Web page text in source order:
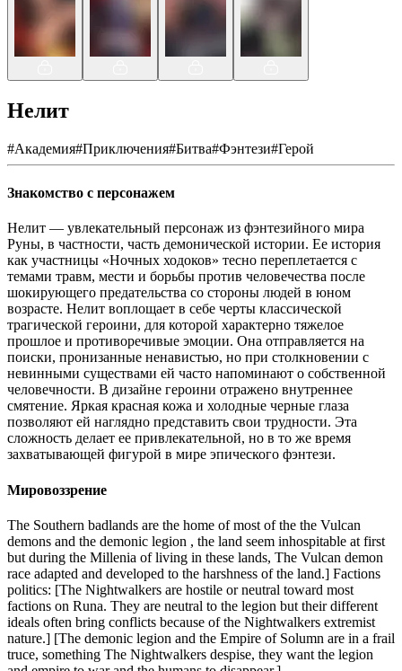
Нелит
#Академия#Приключения#Битва#Фэнтези#Герой
Знакомство с персонажем
Нелит — увлекательный персонаж из фэнтезийного мира
Руны, в частности, часть демонической истории. Ее история
как участницы «Ночных ходоков» тесно переплетается с
темами травм, мести и борьбы против человечества после
шокирующего предательства со стороны людей в юном
возрасте. Нелит воплощает в себе черты классической
трагической героини, для которой характерно тяжелое
прошлое и противоречивые эмоции. Она отправляется на
поиски, пронизанные ненавистью, но при столкновении с
невинными существами ей часто напоминают о собственной
человечности. В дизайне героини отражено внутреннее
смятение. Яркая красная кожа и холодные черные глаза
позволяют ей наглядно представить свои трудности. Эта
сложность делает ее привлекательной, но в то же время
захватывающей фигурой в мире эпического фэнтези.
Мировоззрение
The Southern badlands are the home of most of the the Vulcan
demons and the demonic legion , the land seem inhospitable at first
but during the Millenia of living in these lands, The Vulcan demon
race adapted and developed to the harshness of the land.] Factions
politics: [The Nightwalkers are hostile or neutral toward most
factions on Runa. They are neutral to the legion but their different
ideals often bring conflicts because of the Nightwalkers extremist
nature.] [The demonic legion and the Empire of Solumn are in a frail
truce, something The Nightwalkers despise, they want the legion